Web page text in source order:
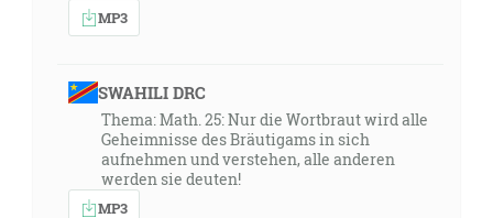
MP3
SWAHILI DRC
Thema: Math. 25: Nur die Wortbraut wird alle
Geheimnisse des Bräutigams in sich
aufnehmen und verstehen, alle anderen
werden sie deuten!
MP3